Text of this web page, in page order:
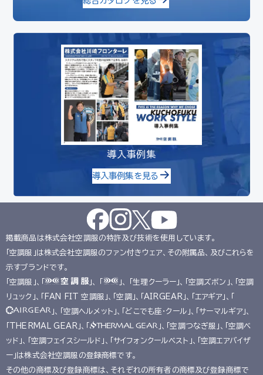
導入事例集
導入事例集を見る
掲載商品は株式会社空調服の特許及び技術を使用しています。
「空調服」は株式会社空調服のファン付きウェア、その附属品、及びこれらを
示すブランドです。
「空調服」、「
」、 「
」、 「生理クーラー」、「空調ズボン」、「空調
リュック」、「FAN FIT 空調服」、「空調」、「AIRGEAR」、「エアギア」、「
」、「空調ヘルメット」、「どこでも座･クール」、「サーマルギア」、
「THERMAL GEAR」、「
」、「空調つなぎ服」、「空調ベ
ッド」、「空調フェイスシールド」、「サイフォンクールベスト」、「空調エアバイザ
ー」は株式会社空調服の登録商標です。
その他の商標及び登録商標は、それぞれの所有者の商標及び登録商標で